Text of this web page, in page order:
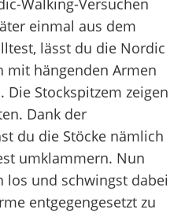
einmal aus dem
lässt du die Nordic
mit hängenden Armen
Stockspitzem zeigen
Dank der
du die Stöcke nämlich
umklammern. Nun
los und schwingst dabei
entgegengesetzt zu